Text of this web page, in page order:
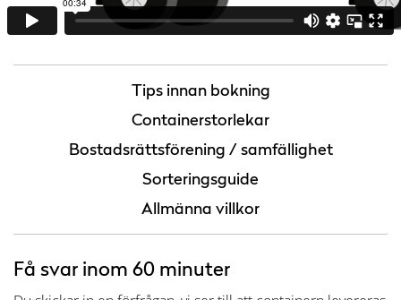
Tips innan bokning
Containerstorlekar
Bostadsrättsförening / samfällighet
Sorteringsguide
Allmänna villkor
Få svar inom 60 minuter